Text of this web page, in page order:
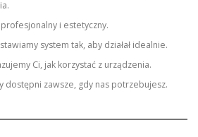
i estetyczny.
system tak, aby działał idealnie.
Ci, jak korzystać z urządzenia.
dostępni zawsze, gdy nas potrzebujesz.